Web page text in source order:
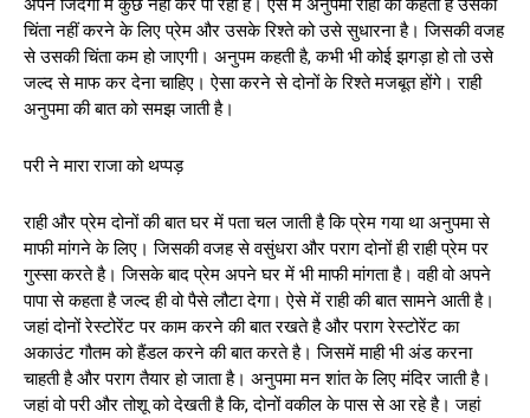
अपने जिंदगी में कुछ नहीं कर पा रही है। ऐसे में अनुपमा राही को कहती है उसकी
चिंता नहीं करने के लिए प्रेम और उसके रिश्ते को उसे सुधारना है। जिसकी वजह
से उसकी चिंता कम हो जाएगी। अनुपम कहती है, कभी भी कोई झगड़ा हो तो उसे
जल्द से माफ कर देना चाहिए। ऐसा करने से दोनों के रिश्ते मजबूत होंगे। राही
अनुपमा की बात को समझ जाती है।
परी ने मारा राजा को थप्पड़
राही और प्रेम दोनों की बात घर में पता चल जाती है कि प्रेम गया था अनुपमा से
माफी मांगने के लिए। जिसकी वजह से वसुंधरा और पराग दोनों ही राही प्रेम पर
गुस्सा करते है। जिसके बाद प्रेम अपने घर में भी माफी मांगता है। वही वो अपने
पापा से कहता है जल्द ही वो पैसे लौटा देगा। ऐसे में राही की बात सामने आती है।
जहां दोनों रेस्टोरेंट पर काम करने की बात रखते है और पराग रेस्टोरेंट का
अकाउंट गौतम को हैंडल करने की बात करते है। जिसमें माही भी अंड करना
चाहती है और पराग तैयार हो जाता है। अनुपमा मन शांत के लिए मंदिर जाती है।
जहां वो परी और तोशू को देखती है कि, दोनों वकील के पास से आ रहे है। जहां